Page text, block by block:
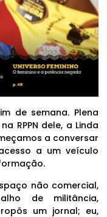
de semana. Plena
RPPN dele, a Linda
a conversar
a um veículo
não comercial,
de militância,
um jornal; eu,